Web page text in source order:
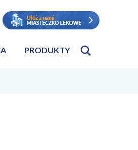
PRODUKTY